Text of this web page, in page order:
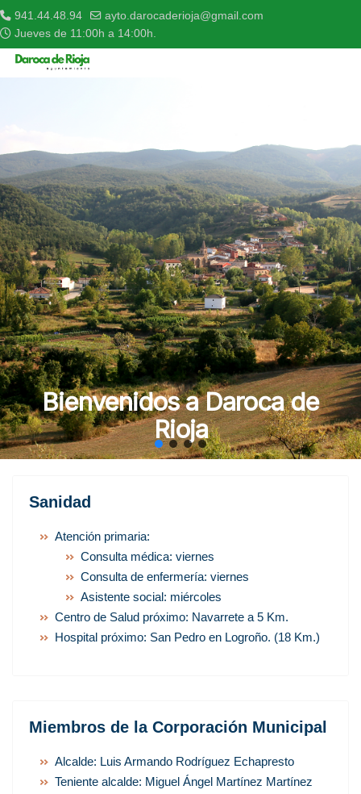
941.44.48.94
ayto.darocaderioja@gmail.com
Jueves de 11:00h a 14:00h.
Bienvenidos a Daroca de
Rioja
Sanidad
Atención primaria:
Consulta médica: viernes
Consulta de enfermería: viernes
Asistente social: miércoles
Centro de Salud próximo: Navarrete a 5 Km.
Hospital próximo: San Pedro en Logroño. (18 Km.)
Miembros de la Corporación Municipal
Alcalde: Luis Armando Rodríguez Echapresto
Teniente alcalde: Miguel Ángel Martínez Martínez